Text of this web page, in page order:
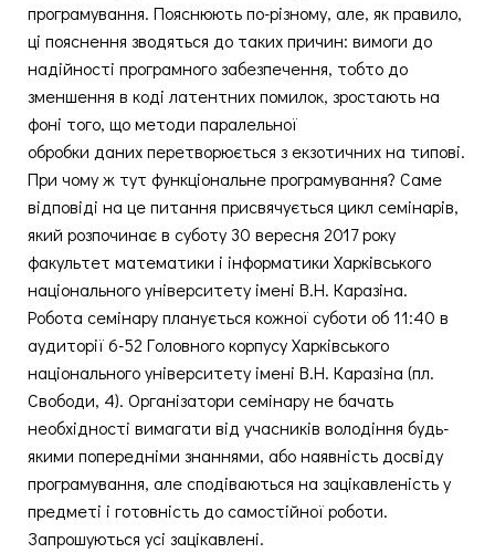
програмування. Пояснюють по-різному, але, як правило,
ці пояснення зводяться до таких причин: вимоги до
надійності програмного забезпечення, тобто до
зменшення в коді латентних помилок, зростають на
фоні того, що методи паралельної
обробки даних перетворюється з екзотичних на типові.
При чому ж тут функціональне програмування? Саме
відповіді на це питання присвячується цикл семінарів,
який розпочинає в суботу 30 вересня 2017 року
факультет математики і інформатики Харківського
національного університету імені В.Н. Каразіна.
Робота семінару планується кожної суботи об 11:40 в
аудиторії 6-52 Головного корпусу Харківського
національного університету імені В.Н. Каразіна (пл.
Свободи, 4). Організатори семінару не бачать
необхідності вимагати від учасників володіння будь-
якими попередніми знаннями, або наявність досвіду
програмування, але сподіваються на зацікавленість у
предметі і готовність до самостійної роботи.
Запрошуються усі зацікавлені.